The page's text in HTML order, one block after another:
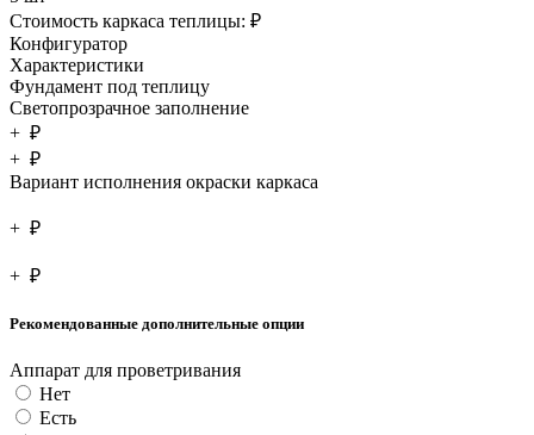
Стоимость каркаса теплицы: ₽
Конфигуратор
Характеристики
Фундамент под теплицу
Светопрозрачное заполнение
+ ₽
+ ₽
Вариант исполнения окраски каркаса
+ ₽
+ ₽
Рекомендованные дополнительные опции
Аппарат для проветривания
Нет
Есть